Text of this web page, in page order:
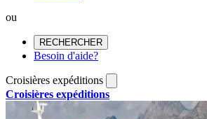
ou
RECHERCHER
Besoin d'aide?
Croisières expéditions
Croisières expéditions